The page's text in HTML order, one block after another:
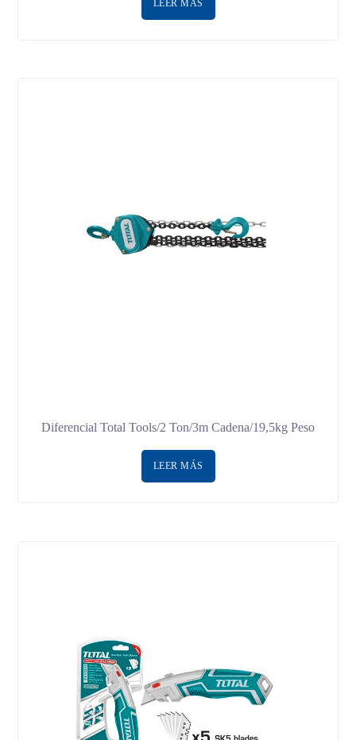
LEER MÁS
Diferencial Total Tools/2 Ton/3m Cadena/19,5kg Peso
LEER MÁS